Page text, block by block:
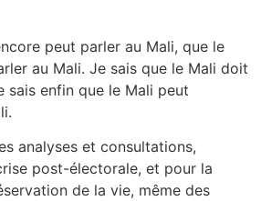
peut parler au Mali, que le
au Mali. Je sais que le Mali doit
sais enfin que le Mali peut
analyses et consultations,
post-électorale, et pour la
de la vie, même des